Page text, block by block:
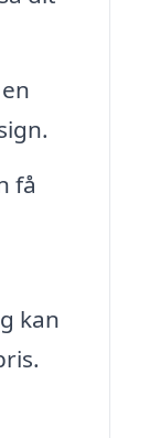
få
kan